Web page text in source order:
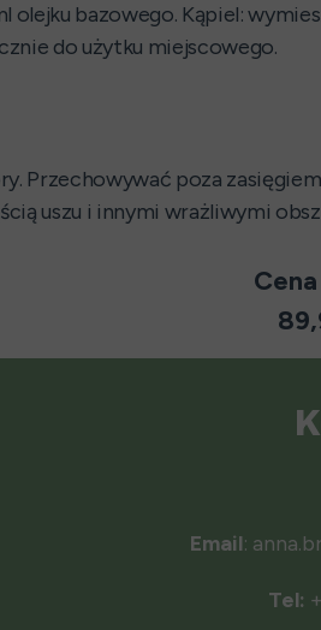
olejku bazowego. Kąpiel:
do użytku miejscowego.
Przechowywać poza
uszu i innymi wrażliwymi
Email:
Tel: